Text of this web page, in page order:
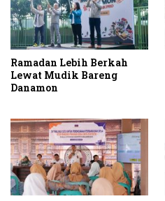
Ramadan Lebih Berkah
Lewat Mudik Bareng
Danamon